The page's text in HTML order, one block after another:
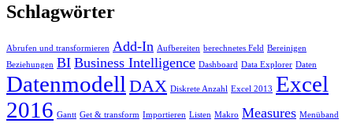
Schlagwörter
Abrufen und transformieren Add-In Aufbereiten berechnetes Feld Bereinigen
Beziehungen BI Business Intelligence Dashboard Data Explorer Daten
Datenmodell DAX Diskrete Anzahl Excel 2013 Excel
2016 Gantt Get & transform Importieren Listen Makro Measures Menüband